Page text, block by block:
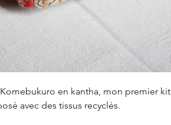
en kantha, mon premier kit
avec des tissus recyclés.